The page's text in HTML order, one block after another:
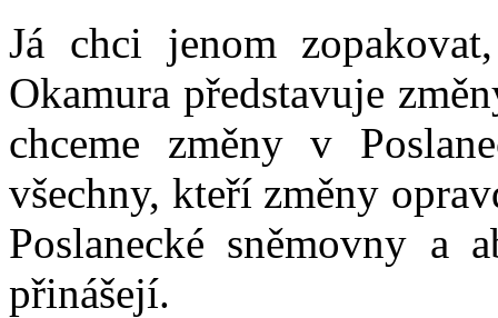
Já chci jenom
Okamura představuje
chceme změny v
všechny, kteří změny
Poslanecké sněmovny
přinášejí.